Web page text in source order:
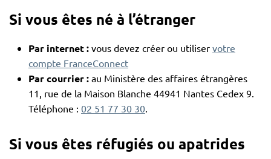
Si vous êtes né à l’étranger
Par internet : vous devez créer ou utiliser votre
compte FranceConnect
Par courrier : au Ministère des affaires étrangères
11, rue de la Maison Blanche 44941 Nantes Cedex 9.
Téléphone : 02 51 77 30 30.
Si vous êtes réfugiés ou apatrides